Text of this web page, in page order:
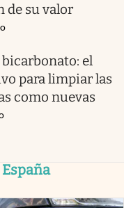
de su valor
el
para limpiar las
como nuevas